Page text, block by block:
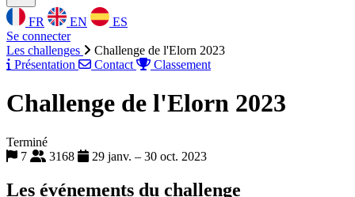
FR EN
ES
Se connecter
Les challenges
Challenge de l'Elorn 2023
Présentation
Contact Classement
Challenge de l'Elorn 2023
Terminé
7
3168 29 janv. – 30 oct. 2023
Les événements du challenge